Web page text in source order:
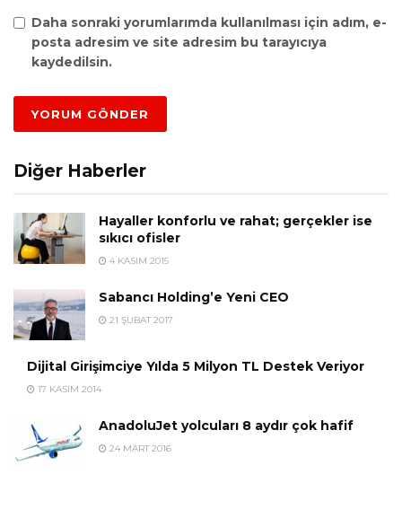
Daha sonraki yorumlarımda kullanılması için adım, e-
posta adresim ve site adresim bu tarayıcıya
kaydedilsin.
Diğer Haberler
Hayaller konforlu ve rahat; gerçekler ise
sıkıcı ofisler
4 KASIM 2015
Sabancı Holding’e Yeni CEO
21 ŞUBAT 2017
Dijital Girişimciye Yılda 5 Milyon TL Destek Veriyor
17 KASIM 2014
AnadoluJet yolcuları 8 aydır çok hafif
24 MART 2016